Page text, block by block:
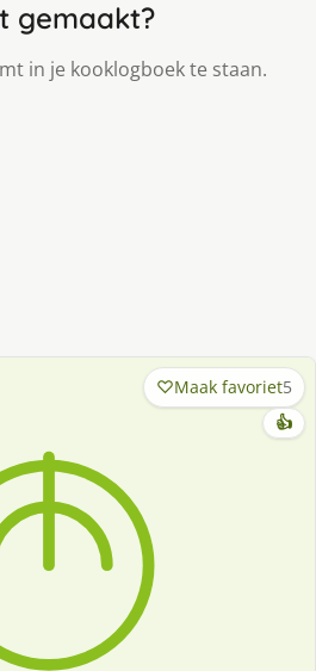
gemaakt?
in je kooklogboek te staan.
Maak favoriet5
👍